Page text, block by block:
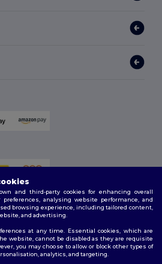
and third-party cookies for enhancing overall
analysing website performance, and
browsing experience, including tailored content,
and advertising.
at any time. Essential cookies, which are
website, cannot be disabled as they are requisite
you may choose to allow or block other types of
analytics, and targeting.